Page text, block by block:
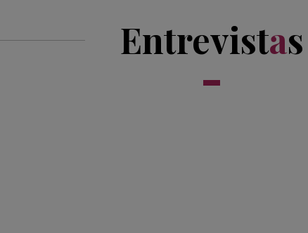
Entrevistas